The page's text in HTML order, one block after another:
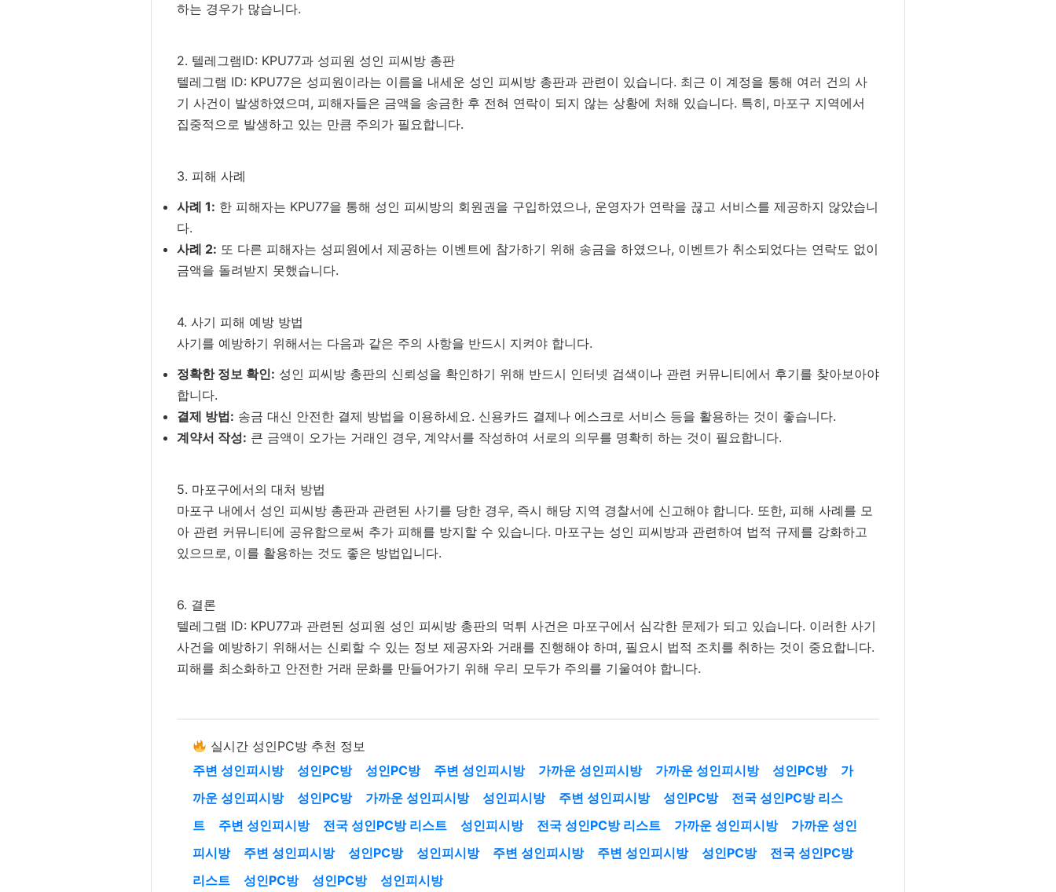
하는 경우가 많습니다.
2. 텔레그램ID: KPU77과 성피원 성인 피씨방 총판
텔레그램 ID: KPU77은 성피원이라는 이름을 내세운 성인 피씨방 총판과 관련이 있습니다. 최근 이 계정을 통해 여러 건의 사
기 사건이 발생하였으며, 피해자들은 금액을 송금한 후 전혀 연락이 되지 않는 상황에 처해 있습니다. 특히, 마포구 지역에서
집중적으로 발생하고 있는 만큼 주의가 필요합니다.
3. 피해 사례
사례 1: 한 피해자는 KPU77을 통해 성인 피씨방의 회원권을 구입하였으나, 운영자가 연락을 끊고 서비스를 제공하지 않았습니
다.
사례 2: 또 다른 피해자는 성피원에서 제공하는 이벤트에 참가하기 위해 송금을 하였으나, 이벤트가 취소되었다는 연락도 없이
금액을 돌려받지 못했습니다.
4. 사기 피해 예방 방법
사기를 예방하기 위해서는 다음과 같은 주의 사항을 반드시 지켜야 합니다.
정확한 정보 확인: 성인 피씨방 총판의 신뢰성을 확인하기 위해 반드시 인터넷 검색이나 관련 커뮤니티에서 후기를 찾아보아야
합니다.
결제 방법: 송금 대신 안전한 결제 방법을 이용하세요. 신용카드 결제나 에스크로 서비스 등을 활용하는 것이 좋습니다.
계약서 작성: 큰 금액이 오가는 거래인 경우, 계약서를 작성하여 서로의 의무를 명확히 하는 것이 필요합니다.
5. 마포구에서의 대처 방법
마포구 내에서 성인 피씨방 총판과 관련된 사기를 당한 경우, 즉시 해당 지역 경찰서에 신고해야 합니다. 또한, 피해 사례를 모
아 관련 커뮤니티에 공유함으로써 추가 피해를 방지할 수 있습니다. 마포구는 성인 피씨방과 관련하여 법적 규제를 강화하고
있으므로, 이를 활용하는 것도 좋은 방법입니다.
6. 결론
텔레그램 ID: KPU77과 관련된 성피원 성인 피씨방 총판의 먹튀 사건은 마포구에서 심각한 문제가 되고 있습니다. 이러한 사기
사건을 예방하기 위해서는 신뢰할 수 있는 정보 제공자와 거래를 진행해야 하며, 필요시 법적 조치를 취하는 것이 중요합니다.
피해를 최소화하고 안전한 거래 문화를 만들어가기 위해 우리 모두가 주의를 기울여야 합니다.
실시간 성인PC방 추천 정보
주변 성인피시방
성인PC방 성인PC방 주변 성인피시방 가까운 성인피시방 가까운 성인피시방 성인PC방
가
까운 성인피시방
성인PC방 가까운 성인피시방 성인피시방 주변 성인피시방 성인PC방
전국 성인PC방 리스
트
주변 성인피시방 전국 성인PC방 리스트 성인피시방 전국 성인PC방 리스트 가까운 성인피시방
가까운 성인
피시방
주변 성인피시방 성인PC방 성인피시방 주변 성인피시방 주변 성인피시방 성인PC방
전국 성인PC방
리스트
성인PC방 성인PC방 성인피시방